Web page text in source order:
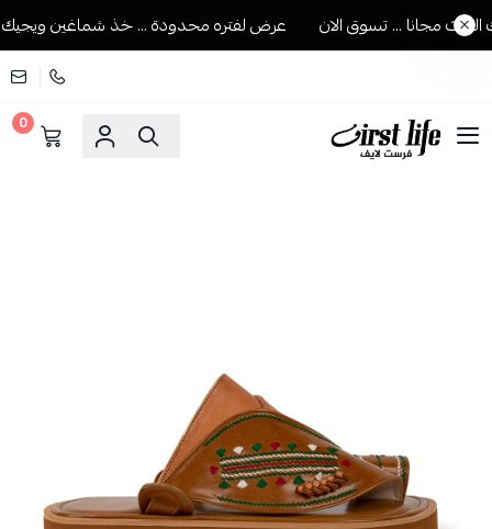
مجانا ... تسوق الان عرض لفتره محدودة ... خذ شماغين ويجيك
فرست لايف للمستلزمات الرجالية
0